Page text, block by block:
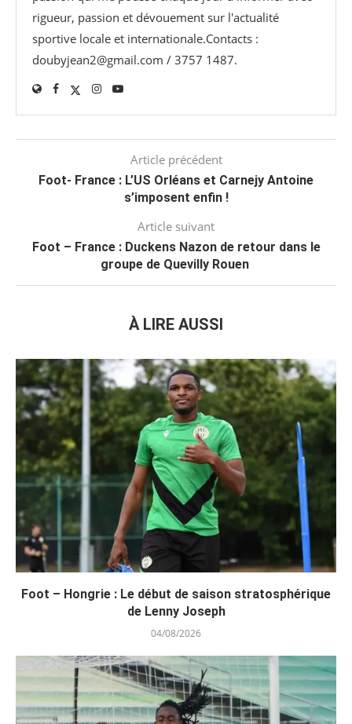
rigueur, passion et dévouement sur l'actualité
sportive locale et internationale.Contacts :
doubyjean2@gmail.com / 3757 1487.
Article précédent
Foot- France : L’US Orléans et Carnejy Antoine
s’imposent enfin !
Article suivant
Foot – France : Duckens Nazon de retour dans le
groupe de Quevilly Rouen
À LIRE AUSSI
Foot – Hongrie : Le début de saison stratosphérique
de Lenny Joseph
04/08/2026